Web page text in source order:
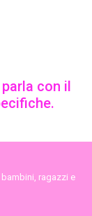
con il
ragazzi e